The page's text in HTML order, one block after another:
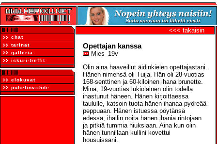
chat
tarinat
galleria
iskuri-treffit
elokuvat
puhelinviihde
<<< takaisin
Opettajan kanssa
Mies_19v
Olin aina haaveillut äidinkielen opettajastani.
Hänen nimensä oli Tuija. Hän oli 28-vuotias
168-senttinen ja 60-kiloinen ihana brunette.
Minä, 19-vuotias lukiolainen olin todella
ihastunut häneen. Hänen kirjoittaessa
taululle, katsoin tuota hänen ihanaa pyöreää
peppuaan. Hänen istuessa pöytänsä
edessä, ihailin noita hänen ihania rintojaan
ja pitkiä tummia hiuksiaan. Aina kun olin
hänen tunnillaan kullini kovettui
housuissani.